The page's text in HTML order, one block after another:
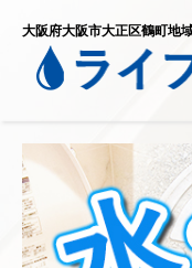
大阪府大阪市大正区鶴町地